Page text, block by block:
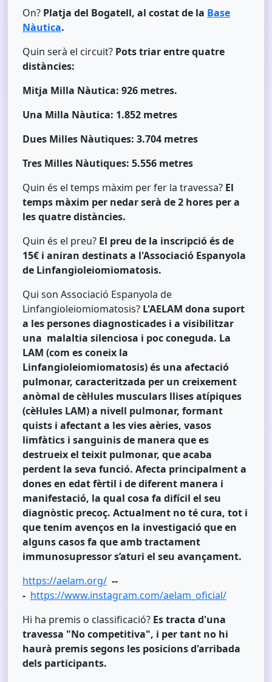
On? Platja del Bogatell, al costat de la Base
Nàutica.
Quin serà el circuit? Pots triar entre quatre
distàncies:
Mitja Milla Nàutica: 926 metres.
Una Milla Nàutica: 1.852 metres
Dues Milles Nàutiques: 3.704 metres
Tres Milles Nàutiques: 5.556 metres
Quin és el temps màxim per fer la travessa? El
temps màxim per nedar serà de 2 hores per a
les quatre distàncies.
Quin és el preu? El preu de la inscripcióés de
15€ i aniran destinats a l'Associació Espanyola
de Linfangioleiomiomatosis.
Qui son Associació Espanyola de
Linfangioleiomiomatosis? L'AELAM dona suport
a les persones diagnosticades i a visibilitzar
una malaltia silenciosa i poc coneguda. La
LAM (com es coneix la
Linfangioleiomiomatosis) és una afectació
pulmonar, caracteritzada per un creixement
anòmal de cèl·lules musculars llises atípiques
(cèl·lules LAM) a nivell pulmonar, formant
quists i afectant a les vies aèries, vasos
limfàtics i sanguinis de manera que es
destrueix el teixit pulmonar, que acaba
perdent la seva funció. Afecta principalment a
dones en edat fèrtil i de diferent manera i
manifestació, la qual cosa fa difícil el seu
diagnòstic precoç. Actualment no té cura, tot i
que tenim avenços en la investigació que en
alguns casos fa que amb tractament
immunosupressor s’aturi el seu avançament.
https://aelam.org/ --
- https://www.instagram.com/aelam_oficial/
Hi ha premis o classificació? Es tracta d'una
travessa "No competitiva", i per tant no hi
haurà premis segons les posicions d'arribada
dels participants.